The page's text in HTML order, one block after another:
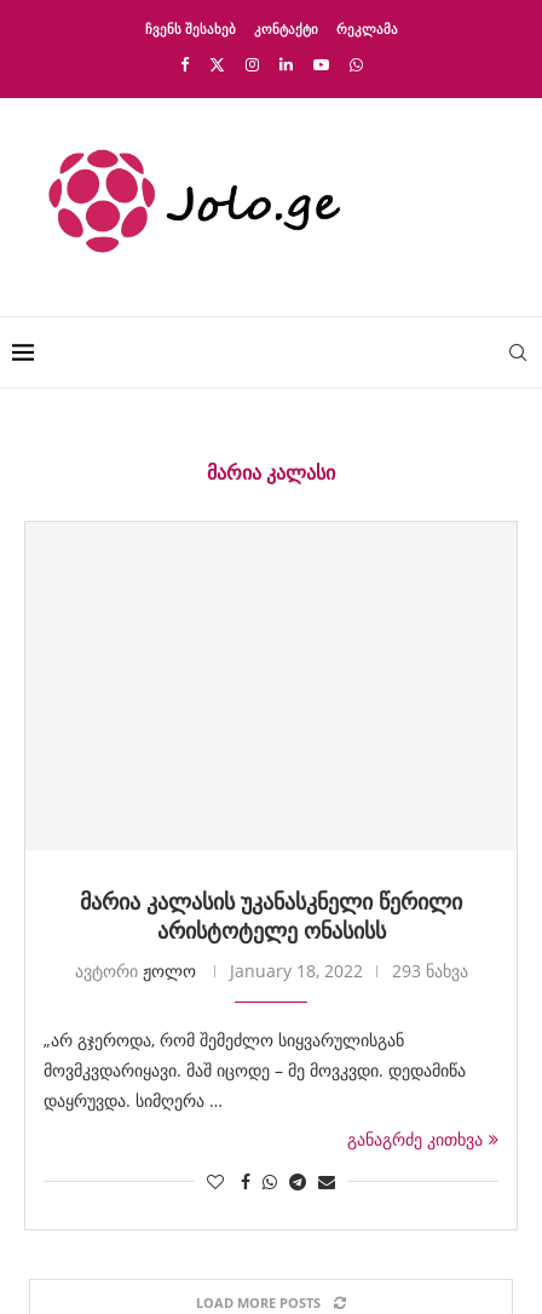
ᲩᲕᲔᲜᲡ ᲨᲔᲡᲐᲮᲔᲑ ᲙᲝᲜᲢᲐᲥᲢᲘ ᲠᲔᲙᲚᲐᲛᲐ
ᲛᲐᲠᲘᲐ ᲙᲐᲚᲐᲡᲘ
მარია კალასის უკანასკნელი წერილი
არისტოტელე ონასისს
ავტორი ჟოლო January 18, 2022 293 ნახვა
„არ გჯეროდა, რომ შემეძლო სიყვარულისგან
მოვმკვდარიყავი. მაშ იცოდე – მე მოვკვდი. დედამიწა
დაყრუვდა. სიმღერა …
განაგრძე კითხვა
LOAD MORE POSTS